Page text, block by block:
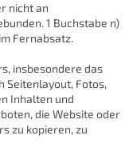
nicht an
1 Buchstabe n)
Fernabsatz.
insbesondere das
Seitenlayout, Fotos,
Inhalten und
die Website oder
zu kopieren, zu